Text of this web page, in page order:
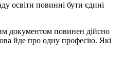
освіти повинні бути єдині
документом повинен дійсно
йде про одну професію. Які